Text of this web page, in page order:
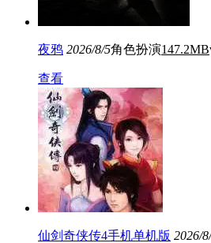
夜鸦 2026/8/5角色扮演147.2MB
查看
仙剑奇侠传4手机单机版 2026/